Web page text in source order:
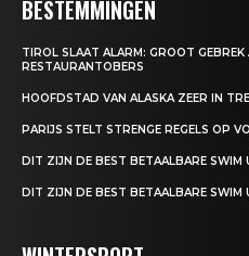
BESTEMMINGEN
TIROL SLAAT ALARM: GROOT GEBREK
RESTAURANTOBERS
HOOFDSTAD VAN ALASKA ZEER IN
PARIJS STELT STRENGE REGELS OP
DIT ZIJN DE BEST BETAALBARE SWIM
DIT ZIJN DE BEST BETAALBARE SWIM